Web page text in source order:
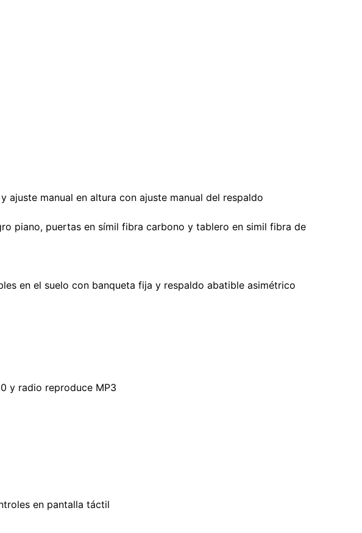
manual en altura con ajuste manual del respaldo
piano, puertas en símil fibra carbono y tablero en simil fibra de
en el suelo con banqueta fija y respaldo abatible asimétrico
y radio reproduce MP3
en pantalla táctil